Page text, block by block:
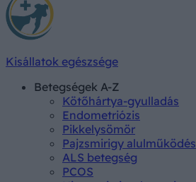
Kisállatok egészsége
Betegségek A-Z
Kötőhártya-gyulladás
Endometriózis
Pikkelysömör
Pajzsmirigy alulműködés
ALS betegség
PCOS